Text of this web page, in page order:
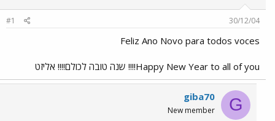
ש
א
ר
30/12/04
#1
Feliz Ano Novo para todos voces
Happy New Year to all of you!!!! שנה טובה לכולם!!!! אליזט
G
giba70
New member